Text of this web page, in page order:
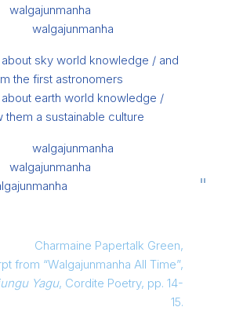
walgajunmanha
walgajunmanha
sky world knowledge / and
the first astronomers
earth world knowledge /
them a sustainable culture
walgajunmanha
walgajunmanha
Charmaine Papertalk Green,
from “Walgajunmanha All Time”,
Yagu, Cordite Poetry, pp. 14-
15.